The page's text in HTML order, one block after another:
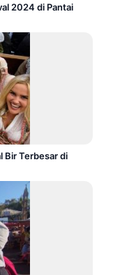
2024 di Pantai
Bir Terbesar di